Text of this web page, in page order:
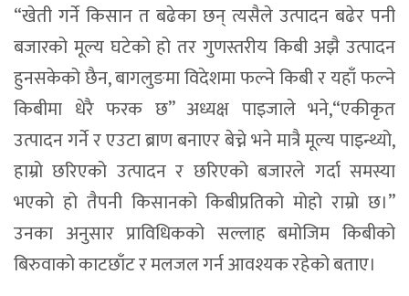
“खेती गर्ने किसान त बढेका छन् त्यसैले उत्पादन बढेर पनी
बजारको मूल्य घटेको हो तर गुणस्तरीय किबी अझै उत्पादन
हुनसकेको छैन, बागलुङमा विदेशमा फल्ने किबी र यहाँ फल्ने
किबीमा धेरै फरक छ” अध्यक्ष पाइजाले भने,“एकीकृत
उत्पादन गर्ने र एउटा ब्राण बनाएर बेच्ने भने मात्रै मूल्य पाइन्थ्यो,
हाम्रो छरिएको उत्पादन र छरिएको बजारले गर्दा समस्या
भएको हो तैपनी किसानको किबीप्रतिको मोहो राम्रो छ।”
उनका अनुसार प्राविधिकको सल्लाह बमोजिम किबीको
बिरुवाको काटछाँट र मलजल गर्न आवश्यक रहेको बताए।